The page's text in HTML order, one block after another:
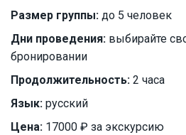
Размер группы: до 5 человек
Дни проведения: выбирайте
бронировании
Продолжительность: 2 часа
Язык: русский
Цена: 17000 ₽ за экскурсию